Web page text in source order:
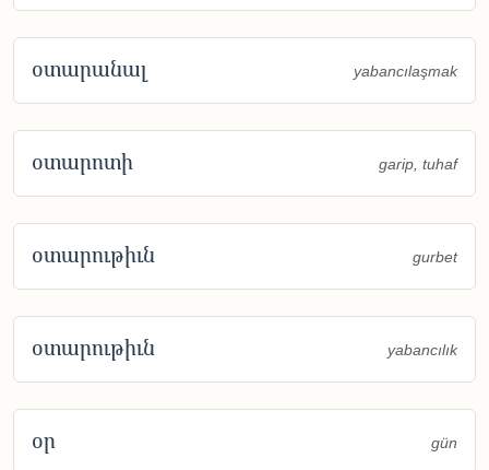
օտարանալ yabancılaşmak
օտարոտի garip, tuhaf
օտարութիւն gurbet
օտարութիւն yabancılık
օր gün